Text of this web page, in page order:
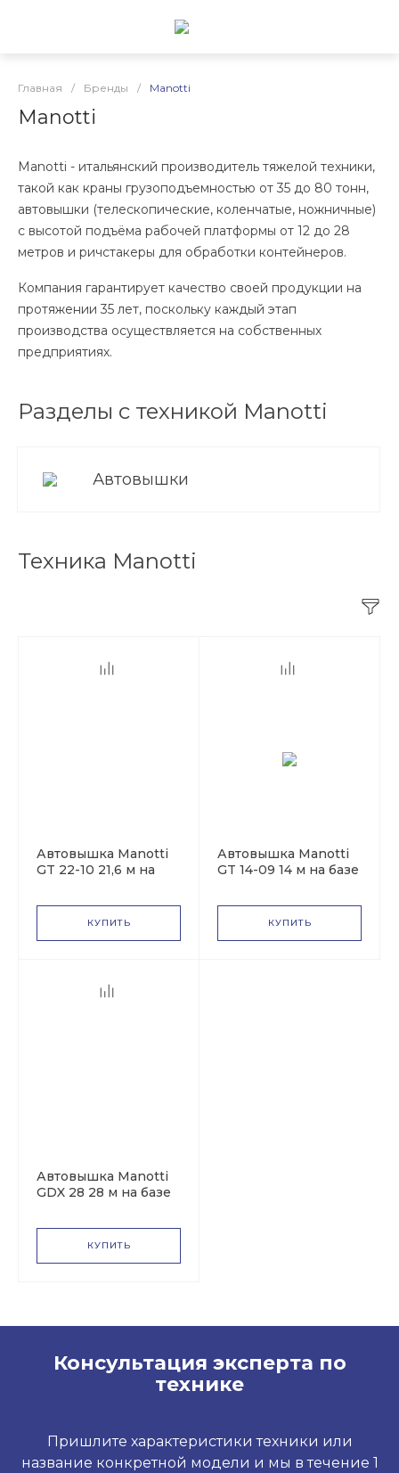
Главная / Бренды / Manotti
Manotti
Manotti - итальянский производитель тяжелой техники,
такой как краны грузоподъемностью от 35 до 80 тонн,
автовышки (телескопические, коленчатые, ножничные)
с высотой подъёма рабочей платформы от 12 до 28
метров и ричстакеры для обработки контейнеров.
Компания гарантирует качество своей продукции на
протяжении 35 лет, поскольку каждый этап
производства осуществляется на собственных
предприятиях.
Разделы с техникой Manotti
Автовышки
Техника Manotti
Автовышка Manotti
GT 22-10 21,6 м на
КУПИТЬ
Автовышка Manotti
GT 14-09 14 м на базе
КУПИТЬ
Автовышка Manotti
GDX 28 28 м на базе
КУПИТЬ
Консультация эксперта по
технике
Пришлите характеристики техники или
название конкретной модели и мы в течение 1